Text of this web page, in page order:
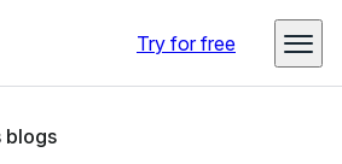
Try for free
blogs